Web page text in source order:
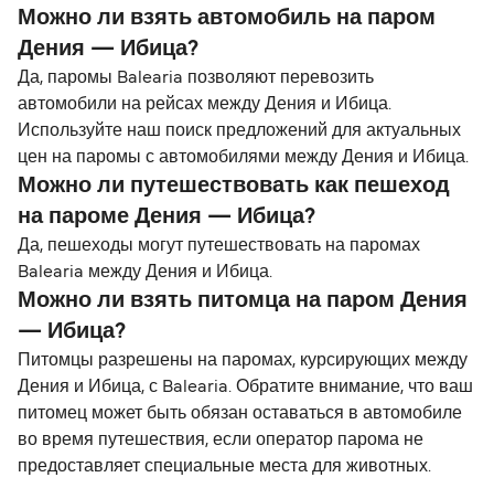
Можно ли взять автомобиль на паром
Дения — Ибица?
Да, паромы Balearia позволяют перевозить
автомобили на рейсах между Дения и Ибица.
Используйте наш поиск предложений для актуальных
цен на паромы с автомобилями между Дения и Ибица.
Можно ли путешествовать как пешеход
на пароме Дения — Ибица?
Да, пешеходы могут путешествовать на паромах
Balearia между Дения и Ибица.
Можно ли взять питомца на паром Дения
— Ибица?
Питомцы разрешены на паромах, курсирующих между
Дения и Ибица, с Balearia. Обратите внимание, что ваш
питомец может быть обязан оставаться в автомобиле
во время путешествия, если оператор парома не
предоставляет специальные места для животных.